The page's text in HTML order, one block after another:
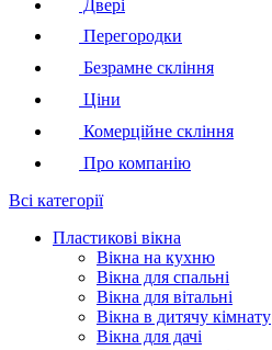
Двері
Перегородки
Безрамне скління
Ціни
Комерційне скління
Про компанію
Всі категорії
Пластикові вікна
Вікна на кухню
Вікна для спальні
Вікна для вітальні
Вікна в дитячу кімнату
Вікна для дачі